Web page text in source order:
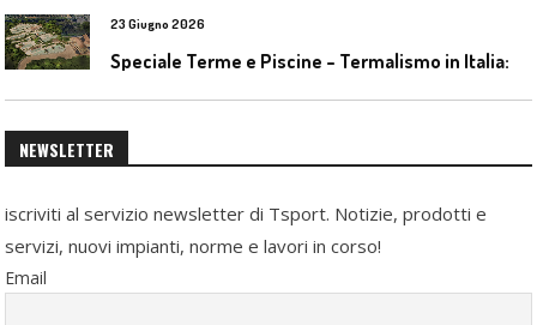
23 Giugno 2026
NEWSLETTER
iscriviti al servizio newsletter di Tsport. Notizie, prodotti e
servizi, nuovi impianti, norme e lavori in corso!
Email